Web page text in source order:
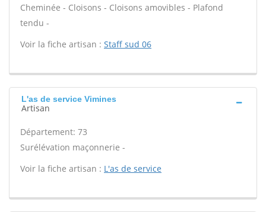
Cheminée - Cloisons - Cloisons amovibles - Plafond
tendu -
Voir la fiche artisan : Staff sud 06
L'as de service Vimines
Artisan
Département: 73
Surélévation maçonnerie -
Voir la fiche artisan : L'as de service